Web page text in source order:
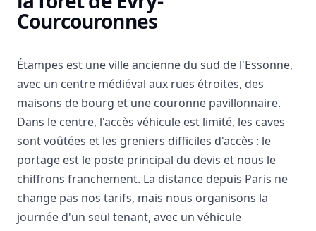
Courcouronnes
Étampes est une ville ancienne du sud de l'Essonne,
avec un centre médiéval aux rues étroites, des
maisons de bourg et une couronne pavillonnaire.
Dans le centre, l'accès véhicule est limité, les caves
sont voûtées et les greniers difficiles d'accès : le
portage est le poste principal du devis et nous le
chiffrons franchement. La distance depuis Paris ne
change pas nos tarifs, mais nous organisons la
journée d'un seul tenant, avec un véhicule